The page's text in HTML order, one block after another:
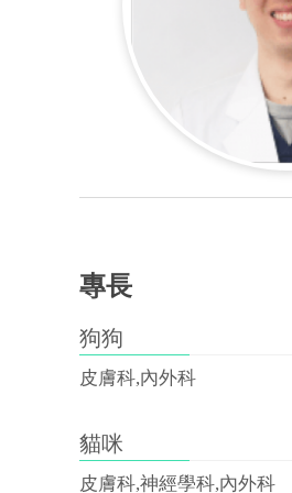
專長
狗狗
皮膚科,內外科
貓咪
皮膚科,神經學科,內外科